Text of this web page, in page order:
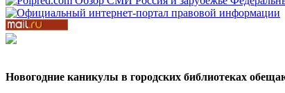
Новогодние каникулы в городских библиотеках